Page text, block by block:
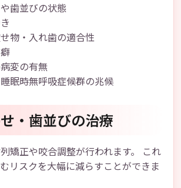
歯並びの状態
物・入れ歯の適合性
変の有無
眠時無呼吸症候群の兆候
・歯並びの治療
矯正や咬合調整が行われます。 これ
リスクを大幅に減らすことができま